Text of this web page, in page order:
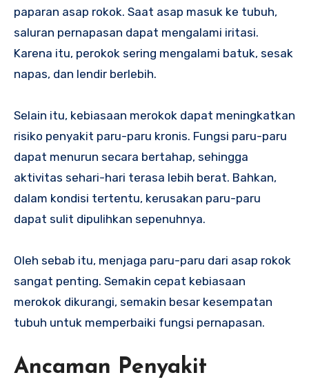
paparan asap rokok. Saat asap masuk ke tubuh,
saluran pernapasan dapat mengalami iritasi.
Karena itu, perokok sering mengalami batuk, sesak
napas, dan lendir berlebih.
Selain itu, kebiasaan merokok dapat meningkatkan
risiko penyakit paru-paru kronis. Fungsi paru-paru
dapat menurun secara bertahap, sehingga
aktivitas sehari-hari terasa lebih berat. Bahkan,
dalam kondisi tertentu, kerusakan paru-paru
dapat sulit dipulihkan sepenuhnya.
Oleh sebab itu, menjaga paru-paru dari asap rokok
sangat penting. Semakin cepat kebiasaan
merokok dikurangi, semakin besar kesempatan
tubuh untuk memperbaiki fungsi pernapasan.
Ancaman Penyakit